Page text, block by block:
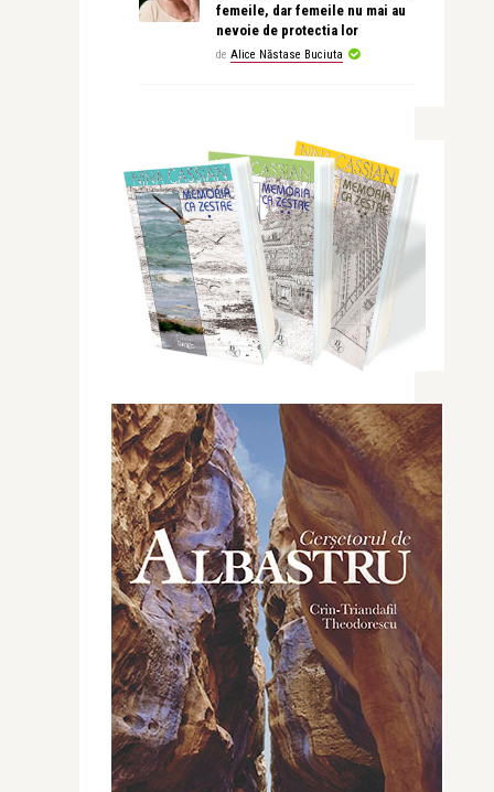
femeile, dar femeile nu mai au
nevoie de protectia lor
de Alice Năstase Buciuta